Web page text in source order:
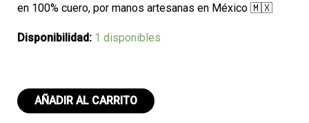
en 100% cuero, por manos artesanas en México 🇲🇽
Disponibilidad: 1 disponibles
Collar
CH
AÑADIR AL CARRITO